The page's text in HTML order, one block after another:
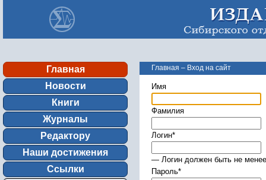
Главная
Новости
Книги
Журналы
Редактору
Наши достижения
Ссылки
Главная – Вход на сайт
Имя
Фамилия
Логин*
— Логин должен быть не
Пароль*